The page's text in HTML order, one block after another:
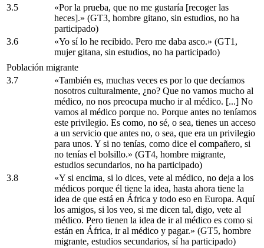
3.5
«Por la prueba, que no me gustaría [recoger las
heces].» (GT3, hombre gitano, sin estudios, no ha
participado)
3.6
«Yo sí lo he recibido. Pero me daba asco.» (GT1,
mujer gitana, sin estudios, no ha participado)
Población migrante
3.7
«También es, muchas veces es por lo que decíamos
nosotros culturalmente, ¿no? Que no vamos mucho al
médico, no nos preocupa mucho ir al médico. [...] No
vamos al médico porque no. Porque antes no teníamos
este privilegio. Es como, no sé, o sea, tienes un acceso
a un servicio que antes no, o sea, que era un privilegio
para unos. Y si no tenías, como dice el compañero, si
no tenías el bolsillo.» (GT4, hombre migrante,
estudios secundarios, no ha participado)
3.8
«Y si encima, si lo dices, vete al médico, no deja a los
médicos porque él tiene la idea, hasta ahora tiene la
idea de que está en África y todo eso en Europa. Aquí
los amigos, si los veo, si me dicen tal, digo, vete al
médico. Pero tienen la idea de ir al médico es como si
están en África, ir al médico y pagar.» (GT5, hombre
migrante, estudios secundarios, sí ha participado)